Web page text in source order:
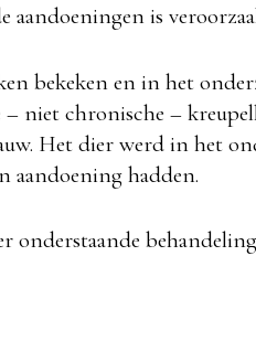
aandoeningen is
bekeken en in het
– niet chronische –
Het dier werd in het
aandoening hadden.
onderstaande